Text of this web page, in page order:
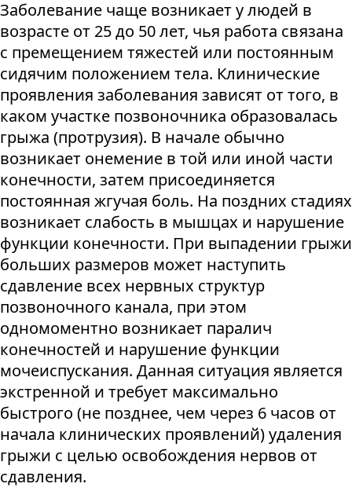
Заболевание чаще возникает у людей в
возрасте от 25 до 50 лет, чья работа связана
с премещением тяжестей или постоянным
сидячим положением тела. Клинические
проявления заболевания зависят от того, в
каком участке позвоночника образовалась
грыжа (протрузия). В начале обычно
возникает онемение в той или иной части
конечности, затем присоединяется
постоянная жгучая боль. На поздних стадиях
возникает слабость в мышцах и нарушение
функции конечности. При выпадении грыжи
больших размеров может наступить
сдавление всех нервных структур
позвоночного канала, при этом
одномоментно возникает паралич
конечностей и нарушение функции
мочеиспускания. Данная ситуация является
экстренной и требует максимально
быстрого (не позднее, чем через 6 часов от
начала клинических проявлений) удаления
грыжи с целью освобождения нервов от
сдавления.